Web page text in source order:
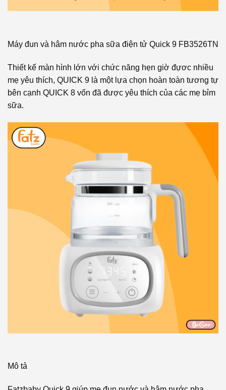
Máy đun và hâm nước pha sữa điện tử Quick 9 FB3526TN
Thiết kế màn hình lớn với chức năng hẹn giờ đựơc nhiều
mẹ yêu thích, QUICK 9 là một lựa chọn hoàn toàn tương tự
bên cạnh QUICK 8 vốn đã được yêu thích của các mẹ bỉm
sữa.
Mô tả